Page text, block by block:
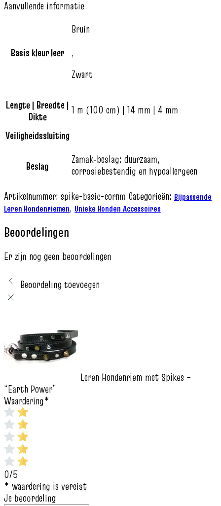
Aanvullende informatie
Basis kleur leer
Bruin
,
Zwart
Lengte | Breedte |
Dikte
1 m (100 cm) | 14 mm | 4 mm
Veiligheidssluiting
Beslag
Zamak‑beslag: duurzaam,
corrosiebestendig en hypoallergeen
Artikelnummer: spike-basic-cornm Categorieën: Bijpassende
Leren Hondenriemen, Unieke Honden Accessoires
Beoordelingen
Er zijn nog geen beoordelingen
Beoordeling toevoegen
Leren Hondenriem met Spikes –
“Earth Power”
Waardering*
0/5
* waardering is vereist
Je beoordeling